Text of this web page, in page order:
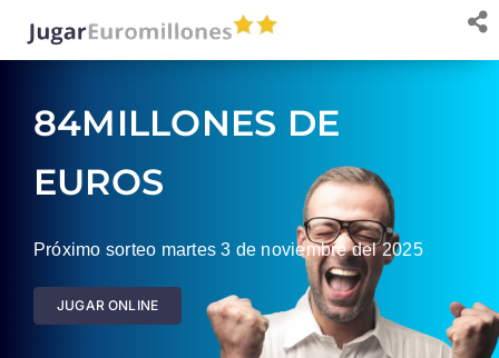
84MILLONES DE
EUROS
Próximo sorteo martes 3 de noviembre del 2025
JUGAR ONLINE